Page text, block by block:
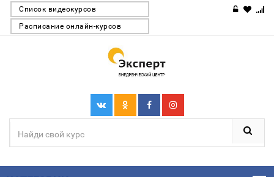
Список видеокурсов
Расписание онлайн-курсов